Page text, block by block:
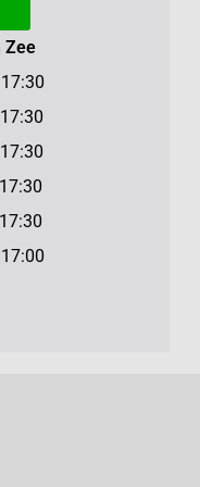
Zee